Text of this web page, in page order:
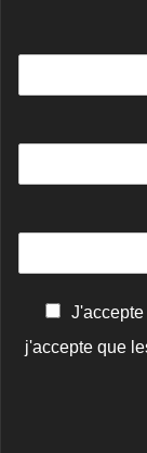
nj'accepte que